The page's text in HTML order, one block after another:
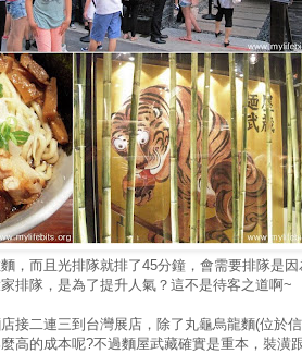
，而且光排隊就排了45分鐘，會需要排隊是
排隊，是為了提升人氣？這不是待客之道啊~
接二連三到台灣展店，除了丸龜烏龍麵(位於
高的成本呢?不過麵屋武藏確實是重本，裝潢